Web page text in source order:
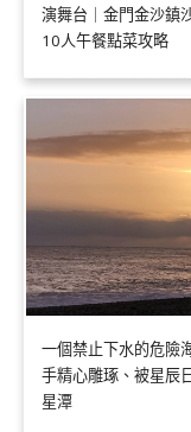
演舞台｜金門金沙鎮
10人午餐點菜攻略
一個禁止下水的危險
手精心雕琢、被星辰
星潭